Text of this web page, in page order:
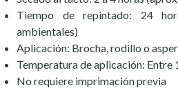
Tiempo de repintado: 24
ambientales)
Aplicación: Brocha, rodillo o
Temperatura de aplicación: Entre
No requiere imprimación previa